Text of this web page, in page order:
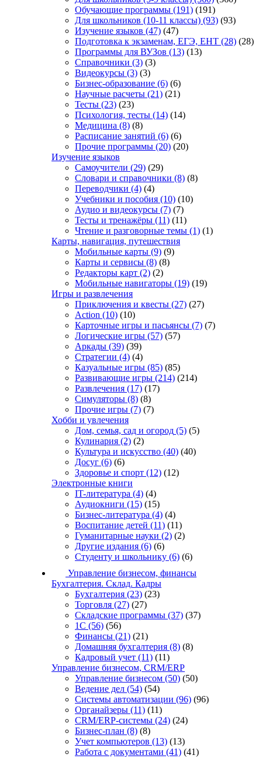
Обучающие программы (191) (191)
Для школьников (10-11 классы) (93) (93)
Изучение языков (47) (47)
Подготовка к экзаменам, ЕГЭ, ЕНТ (28) (28)
Программы для ВУЗов (13) (13)
Справочники (3) (3)
Видеокурсы (3) (3)
Бизнес-образование (6) (6)
Научные расчеты (21) (21)
Тесты (23) (23)
Психология, тесты (14) (14)
Медицина (8) (8)
Расписание занятий (6) (6)
Прочие программы (20) (20)
Изучение языков
Самоучители (29) (29)
Словари и справочники (8) (8)
Переводчики (4) (4)
Учебники и пособия (10) (10)
Аудио и видеокурсы (7) (7)
Тесты и тренажёры (11) (11)
Чтение и разговорные темы (1) (1)
Карты, навигация, путешествия
Мобильные карты (9) (9)
Карты и сервисы (8) (8)
Редакторы карт (2) (2)
Мобильные навигаторы (19) (19)
Игры и развлечения
Приключения и квесты (27) (27)
Action (10) (10)
Карточные игры и пасьянсы (7) (7)
Логические игры (57) (57)
Аркады (39) (39)
Стратегии (4) (4)
Казуальные игры (85) (85)
Развивающие игры (214) (214)
Развлечения (17) (17)
Симуляторы (8) (8)
Прочие игры (7) (7)
Хобби и увлечения
Дом, семья, сад и огород (5) (5)
Кулинария (2) (2)
Культура и искусство (40) (40)
Досуг (6) (6)
Здоровье и спорт (12) (12)
Электронные книги
IT-литература (4) (4)
Аудиокниги (15) (15)
Бизнес-литература (4) (4)
Воспитание детей (11) (11)
Гуманитарные науки (2) (2)
Другие издания (6) (6)
Студенту и школьнику (6) (6)
Управление бизнесом, финансы
Бухгалтерия. Склад. Кадры
Бухгалтерия (23) (23)
Торговля (27) (27)
Складские программы (37) (37)
1С (56) (56)
Финансы (21) (21)
Домашняя бухгалтерия (8) (8)
Кадровый учет (11) (11)
Управление бизнесом, CRM/ERP
Управление бизнесом (50) (50)
Ведение дел (54) (54)
Системы автоматизации (96) (96)
Органайзеры (11) (11)
CRM/ERP-системы (24) (24)
Бизнес-план (8) (8)
Учет компьютеров (13) (13)
Работа с документами (41) (41)